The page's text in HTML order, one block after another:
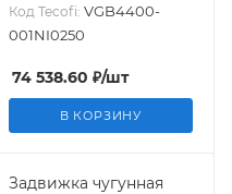
Код Tecofi: VGB4400-
001NI0250
74 538.60 ₽/шт
В КОРЗИНУ
Задвижка чугунная